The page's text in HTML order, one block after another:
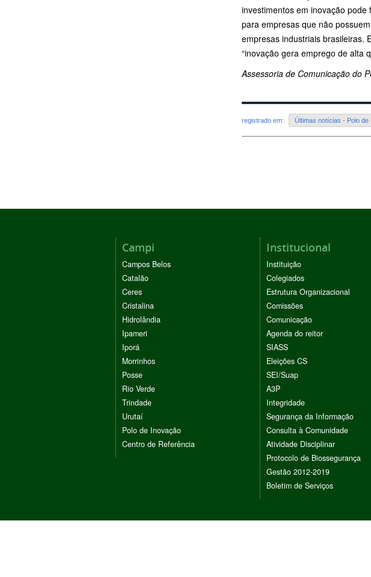
investimentos em inovação
para empresas que não
empresas industriais brasileiras.
“inovação gera emprego de alta
Assessoria de Comunicação do
registrado em: Últimas notícias - Polo de
Campi
Campos Belos
Catalão
Ceres
Cristalina
Hidrolândia
Ipameri
Iporá
Morrinhos
Posse
Rio Verde
Trindade
Urutaí
Polo de Inovação
Centro de Referência
Institucional
Instituição
Colegiados
Estrutura Organizacional
Comissões
Comunicação
Agenda do reitor
SIASS
Eleições CS
SEI/Suap
A3P
Integridade
Segurança da Informação
Consulta à Comunidade
Atividade Disciplinar
Protocolo de Biossegurança
Gestão 2012-2019
Boletim de Serviços